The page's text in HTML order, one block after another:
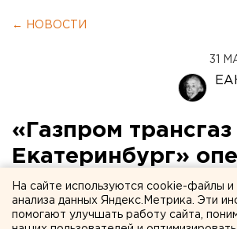
← НОВОСТИ
31
«Газпром трансгаз
Екатеринбург»
восстановил
снабжающий
На сайте используются cookie-файлы и
анализа данных Яндекс.Метрика. Эти
помогают улучшать работу сайта,